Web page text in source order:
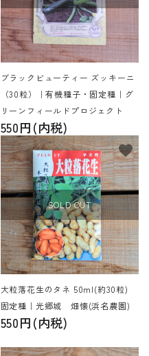
ブラックビューティー ズッキーニ
（30粒）｜有機種子・固定種｜グ
リーンフィールドプロジェクト
550円(内税)
SOLD OUT
大粒落花生のタネ 50ml(約30粒)
固定種｜光郷城 畑懐(浜名農園)
550円(内税)
favorite